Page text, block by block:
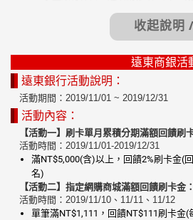
收起說明
遠東商銀活
遠東銀行活動說明：
活動期間：2019/11/01 ~ 2019/12/31
活動內容：
【活動一】刷卡單月累積分期滿額回饋刷
活動時間：2019/11/01-2019/12/31
滿NT$5,000(含)以上，回饋2%刷卡金(
名)
【活動二】指定網購商城滿額回饋刷卡金：
活動時間：2019/11/10、11/11、11/12
單筆滿NT$1,111，回饋NT$111刷卡金(